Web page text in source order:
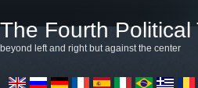
The Fourth Political
beyond left and right but against the center